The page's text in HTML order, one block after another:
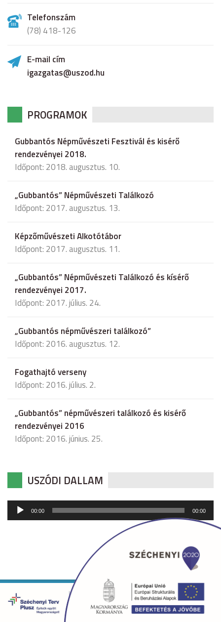
Telefonszám
(78) 418-126
E-mail cím
igazgatas@uszod.hu
PROGRAMOK
Gubbantós Népművészeti Fesztivál és kisérő
rendezvényei 2018.
Időpont: 2018. augusztus. 10.
„Gubbantós” Népművészeti Találkozó
Időpont: 2017. augusztus. 13.
Képzőművészeti Alkotótábor
Időpont: 2017. augusztus. 11.
„Gubbantós” Népművészeti Találkozó és kísérő
rendezvényei 2017.
Időpont: 2017. július. 24.
„Gubbantós népművészeri találkozó”
Időpont: 2016. augusztus. 12.
Fogathajtó verseny
Időpont: 2016. július. 2.
„Gubbantós” népművészeri találkozó és kisérő
rendezvényei 2016
Időpont: 2016. június. 25.
USZÓDI DALLAM
Audió
lejátszó
00:00 00:00
Copyright © 2026 uszod.hu Minden jog fenntartva. •
Készítette:fridrik.me